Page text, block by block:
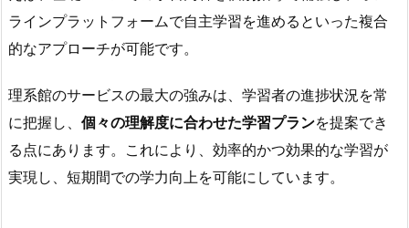
ラインプラットフォームで自主学習を進めるといった複合
的なアプローチが可能です。
理系館のサービスの最大の強みは、学習者の進捗状況を常
に把握し、 個々の理解度に合わせた学習プランを提案でき
る点にあります。これにより、効率的かつ効果的な学習が
実現し、短期間での学力向上を可能にしています。